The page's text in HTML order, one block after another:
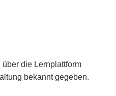
die Lernplattform
bekannt gegeben.